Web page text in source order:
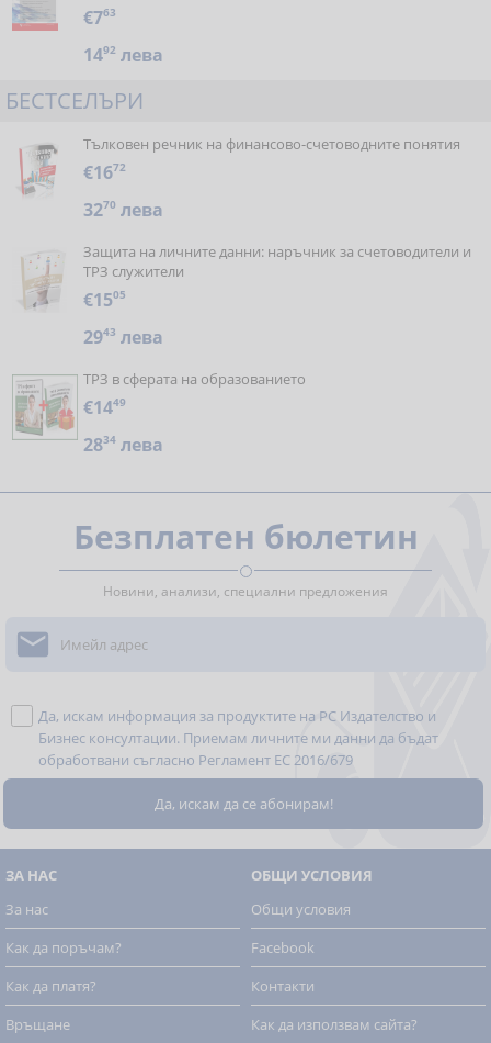
€763
1492 лева
БЕСТСЕЛЪРИ
Тълковен речник на финансово-счетоводните понятия
€1672
3270 лева
Защита на личните данни: наръчник за счетоводители и
ТРЗ служители
€1505
2943 лева
ТРЗ в сферата на образованието
€1449
2834 лева
Безплатен бюлетин
Новини, анализи, специални предложения

Да, искам информация за продуктите на РС Издателство и
Бизнес консултации. Приемам личните ми данни да бъдат
обработвани съгласно Регламент ЕС 2016/679
ЗА НАС
За нас
Как да поръчам?
Как да платя?
Връщане
ОБЩИ УСЛОВИЯ
Общи условия
Facebook
Контакти
Как да използвам сайта?